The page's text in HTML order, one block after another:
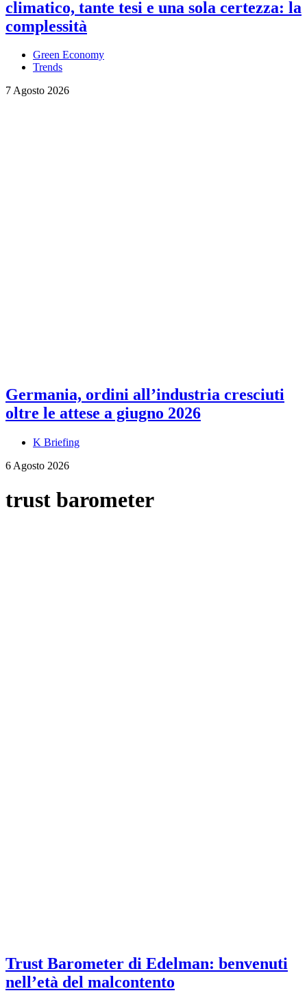
climatico, tante tesi e una sola certezza: la
complessità
Green Economy
Trends
7 Agosto 2026
Germania, ordini all’industria cresciuti
oltre le attese a giugno 2026
K Briefing
6 Agosto 2026
trust barometer
Trust Barometer di Edelman: benvenuti
nell’età del malcontento